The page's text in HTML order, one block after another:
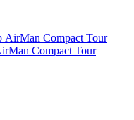
Compact Tour